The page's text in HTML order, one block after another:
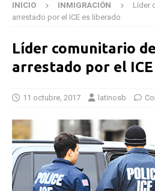
INICIO INMIGRACIÓN
Líder
arrestado por el ICE es liberado
Líder comunitario
arrestado por el
11 octubre, 2017 latinosb